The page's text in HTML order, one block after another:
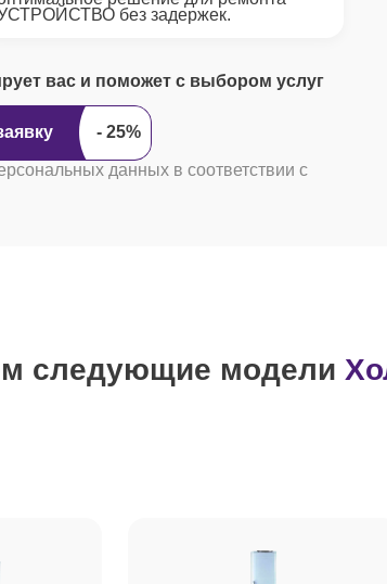
без задержек.
вас и поможет с выбором услуг
данных в соответствии с
следующие модели